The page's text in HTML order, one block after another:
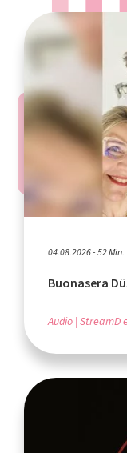
04.08.2026 - 52 Min.
Buonasera
Audio StreamD